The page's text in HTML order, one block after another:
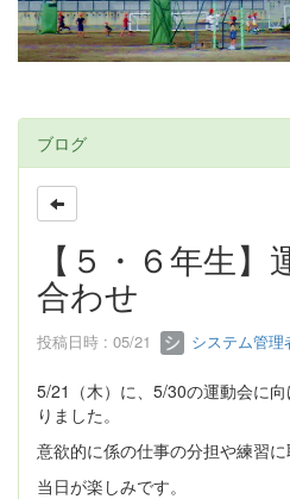
ブログ
【５・６年生
合わせ
投稿日時 : 05/21 システム管理
5/21（木）に、5/30の運動会に
りました。
意欲的に係の仕事の分担や練習に
当日が楽しみです。